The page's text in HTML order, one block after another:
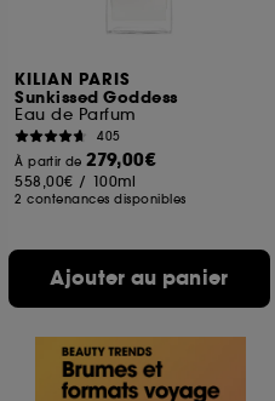
KILIAN PARIS
Sunkissed Goddess
Eau de Parfum
405
À partir de279,00€
558,00€ / 100ml
2 contenances disponibles
Ajouter au panier